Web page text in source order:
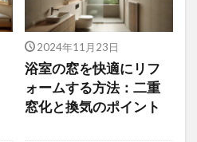
2024年11月23日
浴室の窓を快適にリフ
ォームする方法：二重
窓化と換気のポイント